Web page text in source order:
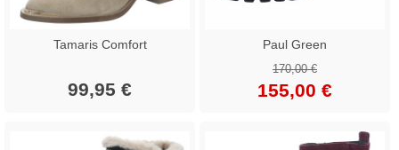
Tamaris Comfort
99,95 €
Paul Green
170,00 €
155,00 €